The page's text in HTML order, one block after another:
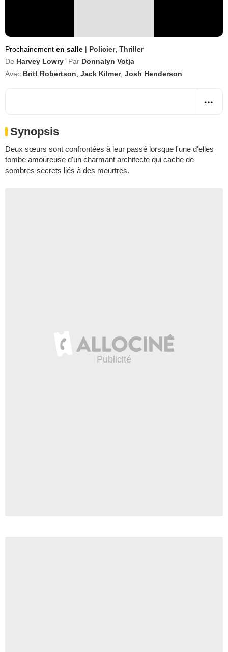
Prochainement en salle | Policier, Thriller
De Harvey Lowry Par Donnalyn Votja
Avec Britt Robertson Jack Kilmer, Josh Henderson
Synopsis
Deux sœurs sont confrontées à leur passé lorsque l'une d'elles
tombe amoureuse d'un charmant architecte qui cache de
sombres secrets liés à des meurtres.